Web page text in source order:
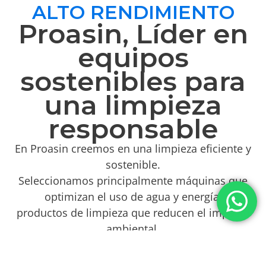
ALTO RENDIMIENTO
Proasin, Líder en
equipos
sostenibles para
una limpieza
responsable
En Proasin creemos en una limpieza eficiente y
sostenible.
Seleccionamos principalmente máquinas que
optimizan el uso de agua y energía,
productos de limpieza que reducen el impacto
ambiental.